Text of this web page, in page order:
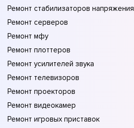
Ремонт стабилизаторов напряжения
Ремонт серверов
Ремонт мфу
Ремонт плоттеров
Ремонт усилителей звука
Ремонт телевизоров
Ремонт проекторов
Ремонт видеокамер
Ремонт игровых приставок